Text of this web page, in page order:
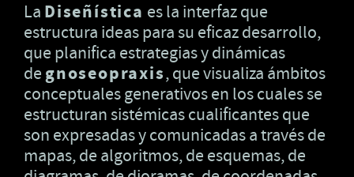
La Diseñística es la interfaz que
estructura ideas para su eficaz desarrollo,
que planifica estrategias y dinámicas
degnoseopraxis, que visualiza ámbitos
conceptuales generativos en los cuales se
estructuran sistémicas cualificantes que
son expresadas y comunicadas a través de
mapas, de algoritmos, de esquemas, de